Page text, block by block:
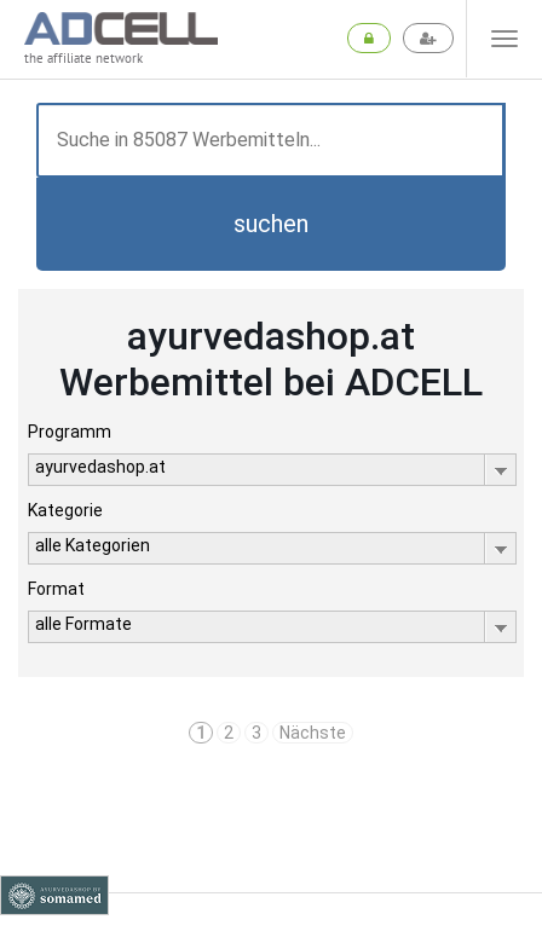
the affiliate network
suchen
ayurvedashop.at
Werbemittel bei ADCELL
Programm
ayurvedashop.at
Kategorie
alle Kategorien
Format
alle Formate
1 2 3 Nächste